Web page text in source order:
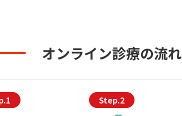
オンライン診療の流れ
Step.2